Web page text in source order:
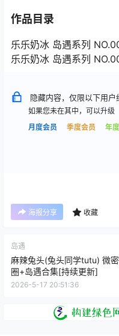
作品目录
乐乐奶冰 岛遇系列
乐乐奶冰 岛遇系列
隐藏内容，仅限以下用户